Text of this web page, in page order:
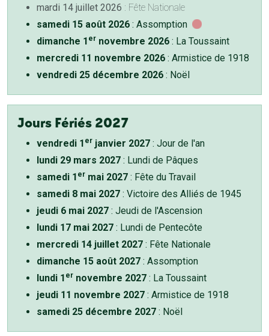
mardi 14 juillet 2026 : Fête Nationale
samedi 15 août 2026 : Assomption
dimanche 1 er novembre 2026 : La Toussaint
mercredi 11 novembre 2026 : Armistice de 1918
vendredi 25 décembre 2026 : Noël
Jours Fériés 2027
vendredi 1 er janvier 2027 : Jour de l'an
lundi 29 mars 2027 : Lundi de Pâques
samedi 1 er mai 2027 : Fête du Travail
samedi 8 mai 2027 : Victoire des Alliés de 1945
jeudi 6 mai 2027 : Jeudi de l'Ascension
lundi 17 mai 2027 : Lundi de Pentecôte
mercredi 14 juillet 2027 : Fête Nationale
dimanche 15 août 2027 : Assomption
lundi 1 er novembre 2027 : La Toussaint
jeudi 11 novembre 2027 : Armistice de 1918
samedi 25 décembre 2027 : Noël